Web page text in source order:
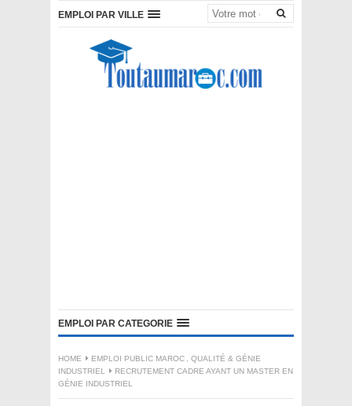
EMPLOI PAR VILLE
EMPLOI PAR CATEGORIE
HOME EMPLOI PUBLIC MAROC , QUALITÉ & GÉNIE
INDUSTRIEL
RECRUTEMENT CADRE AYANT UN MASTER EN
GÉNIE INDUSTRIEL